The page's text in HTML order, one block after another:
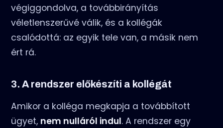
végiggondolva, a továbbirányítás
véletlenszerűvé válik, és a kollégák
csalódottá: az egyik tele van, a másik nem
ért rá.
3. A rendszer előkészíti a kollégát
Amikor a kolléga megkapja a továbbított
ügyet, nem nulláról indul. A rendszer egy